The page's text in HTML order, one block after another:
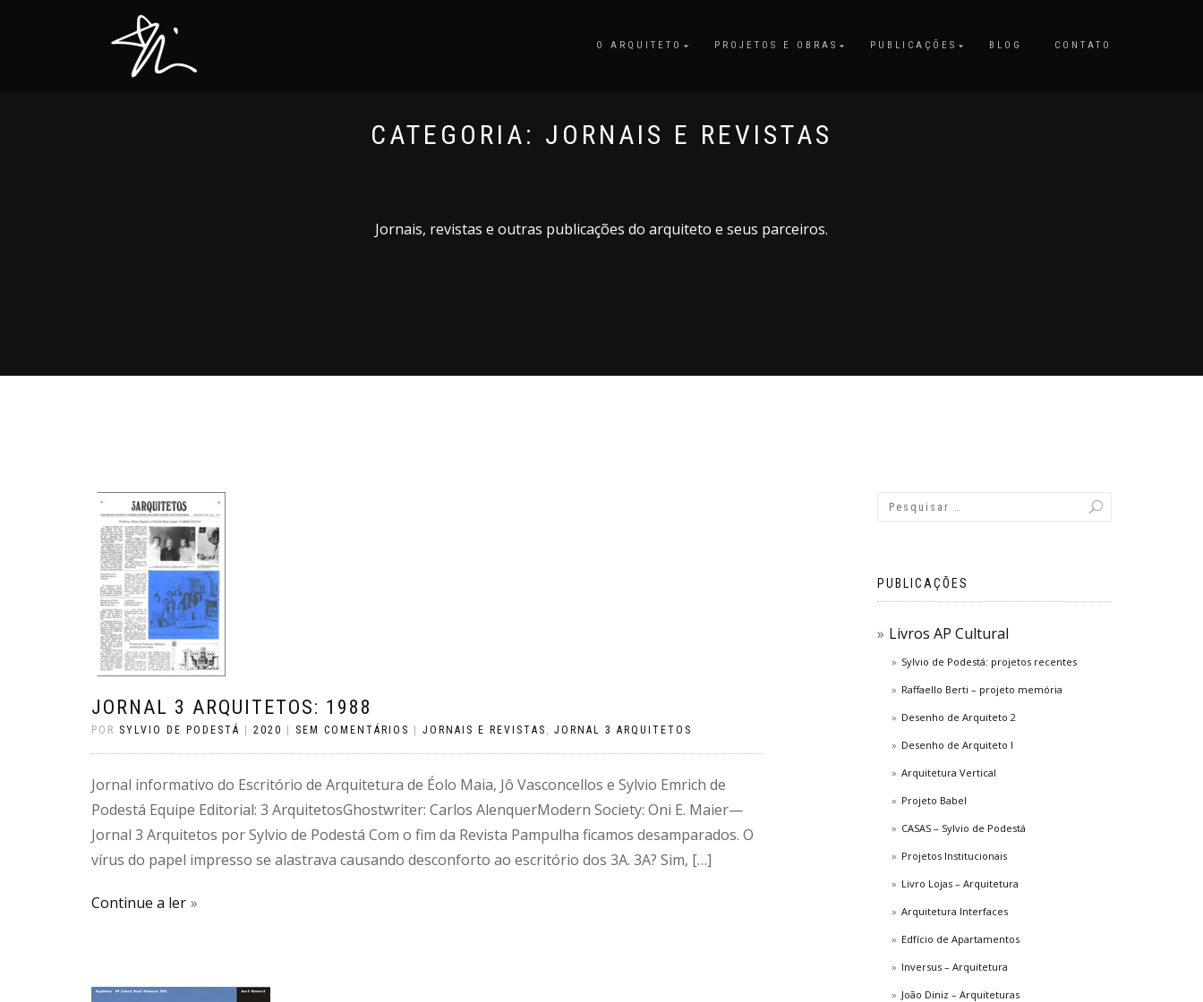
O ARQUITETO PROJETOS E OBRAS PUBLICAÇÕES BLOG CONTATO
CATEGORIA: JORNAIS E REVISTAS
Jornais, revistas e outras publicações do arquiteto e seus parceiros.
JORNAL 3 ARQUITETOS: 1988
POR SYLVIO DE PODESTÁ 2020 SEM COMENTÁRIOS JORNAIS E REVISTAS , JORNAL 3 ARQUITETOS
Jornal informativo do Escritório de Arquitetura de Éolo Maia, Jô Vasconcellos e Sylvio Emrich de
Podestá Equipe Editorial: 3 ArquitetosGhostwriter: Carlos AlenquerModern Society: Oni E. Maier—
Jornal 3 Arquitetos por Sylvio de Podestá Com o fim da Revista Pampulha ficamos desamparados. O
vírus do papel impresso se alastrava causando desconforto ao escritório dos 3A. 3A? Sim, […]
Continue a ler
PUBLICAÇÕES
Livros AP Cultural
Sylvio de Podestá: projetos recentes
Raffaello Berti – projeto memória
Desenho de Arquiteto 2
Desenho de Arquiteto I
Arquitetura Vertical
Projeto Babel
CASAS – Sylvio de Podestá
Projetos Institucionais
Livro Lojas – Arquitetura
Arquitetura Interfaces
Edfício de Apartamentos
Inversus – Arquitetura
João Diniz – Arquiteturas